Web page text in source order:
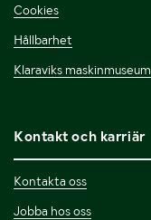
Cookies
Hållbarhet
Klaraviks maskinmuseum
Kontakt och karriär
Kontakta oss
Jobba hos oss